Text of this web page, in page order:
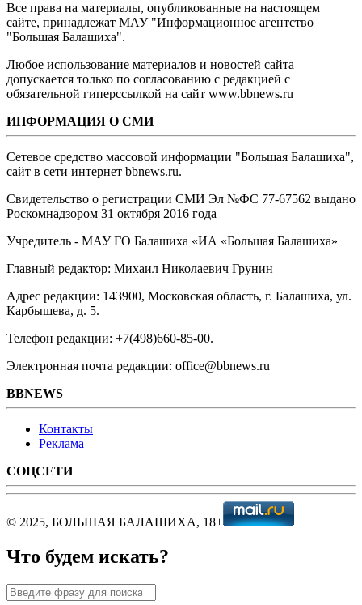
Все права на материалы, опубликованные на настоящем
сайте, принадлежат МАУ "Информационное агентство
"Большая Балашиха".
Любое использование материалов и новостей сайта
допускается только по согласованию с редакцией с
обязательной гиперссылкой на сайт www.bbnews.ru
ИНФОРМАЦИЯ О СМИ
Сетевое средство массовой информации "Большая Балашиха",
сайт в сети интернет bbnews.ru.
Свидетельство о регистрации СМИ Эл №ФС ‎77-67562 выдано
Роскомнадзором 31 октября 2016 года
Учредитель - МАУ ГО Балашиха «ИА «Большая Балашиха»
Главный редактор: Михаил Николаевич Грунин
Адрес редакции: 143900, Московская область, г. Балашиха, ул.
Карбышева, д. 5.
Телефон редакции: +7(498)660-85-00.
Электронная почта редакции: office@bbnews.ru
BBNEWS
Контакты
Реклама
СОЦСЕТИ
© 2025, БОЛЬШАЯ БАЛАШИХА, 18+
Что будем искать?